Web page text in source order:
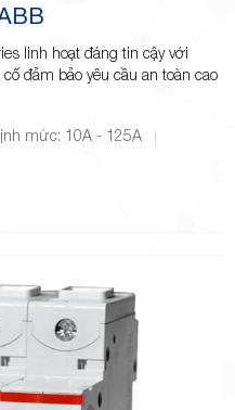
linh hoạt đáng tin cậy với
đảm bảo yêu cầu an toàn cao
mức: 10A - 125A